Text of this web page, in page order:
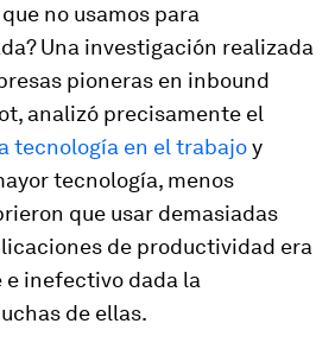
no usamos para
Una investigación realizada
pioneras en inbound
analizó precisamente el
tecnología en el trabajoy
tecnología, menos
que usar demasiadas
de productividad era
inefectivo dada la
de ellas.